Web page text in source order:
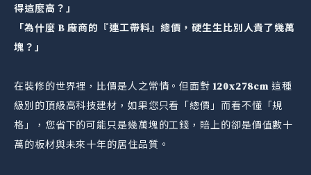
得這麼高？」
「為什麼 B 廠商的『連工帶料』總價，硬生生比別人貴了幾萬
塊？」
在裝修的世界裡，比價是人之常情。但面對 120x278cm 這種
級別的頂級高科技建材，如果您只看「總價」而看不懂「規
格」，您省下的可能只是幾萬塊的工錢，賠上的卻是價值數十
萬的板材與未來十年的居住品質。